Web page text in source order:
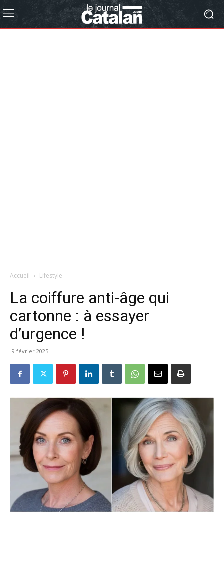
Accueil Lifestyle
La coiffure anti-âge qui
cartonne : à essayer
d’urgence !
9 février 2025